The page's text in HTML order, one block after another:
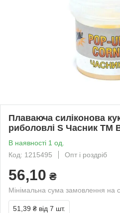
Плаваюча силіконова
риболовлі S Часник ТМ
В наявності 1 од.
Код: 1215495
Опт і роздріб
56,10 ₴
Мінімальна сума замовлення на
51,39 ₴ від 7 шт.